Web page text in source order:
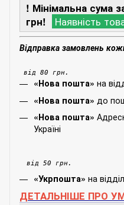
! Мінімальна сума
грн!
Наявність
Відправка замовлень
від 80 грн.
«Нова пошта» на
«Нова пошта» до
«Нова пошта»
Україні
від 50 грн.
«Укрпошта» на
ДЕТАЛЬНІШЕ ПРО